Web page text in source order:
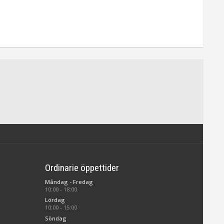
Ordinarie öppettider
Måndag - Fredag
10:00 - 18:00
Lördag
10:00 - 15:00
Söndag